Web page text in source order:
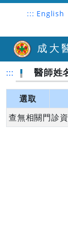
::: English
成大
::: 醫師姓
選取
查無相關門診資